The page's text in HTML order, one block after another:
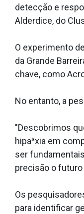
detecção e
Alderdice, do
O experimento
da Grande
chave, como
No entanto, a
"Descobrimos
hipa³xia em
ser
precisão o futuro
Os
para identificar